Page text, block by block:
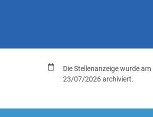
Die Stellenanzeige wurde am
23/07/2026 archiviert.